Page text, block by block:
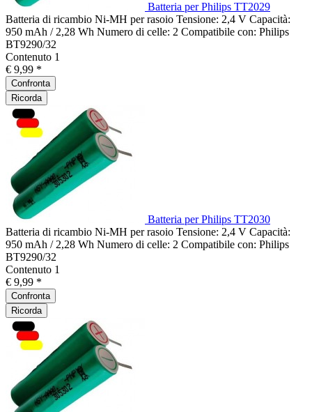
Batteria per Philips TT2029
Batteria di ricambio Ni-MH per rasoio Tensione: 2,4 V Capacità:
950 mAh / 2,28 Wh Numero di celle: 2 Compatibile con: Philips
BT9290/32
Contenuto 1
€ 9,99 *
Confronta
Ricorda
Batteria per Philips TT2030
Batteria di ricambio Ni-MH per rasoio Tensione: 2,4 V Capacità:
950 mAh / 2,28 Wh Numero di celle: 2 Compatibile con: Philips
BT9290/32
Contenuto 1
€ 9,99 *
Confronta
Ricorda